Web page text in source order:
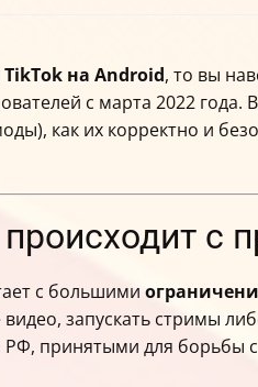
TikTok на Android, то вы
с марта 2022 года.
как их корректно и
с
с большими
запускать стримы
РФ, принятыми для